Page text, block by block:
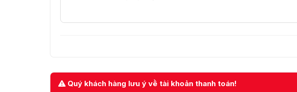
Quý khách hàng lưu ý về tài khoản thanh toán!